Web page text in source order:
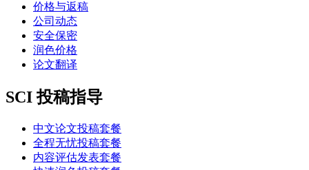
价格与返稿
公司动态
安全保密
润色价格
论文翻译
SCI 投稿指导
中文论文投稿套餐
全程无忧投稿套餐
内容评估发表套餐